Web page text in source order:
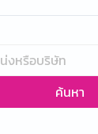
ค้นหา